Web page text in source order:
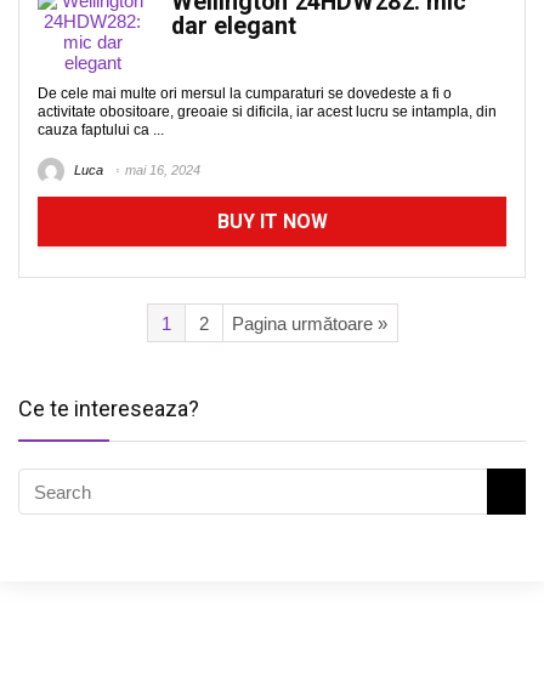
dar elegant
De cele mai multe ori mersul la cumparaturi se dovedeste a fi o
activitate obositoare, greoaie si dificila, iar acest lucru se intampla, din
cauza faptului ca ...
Luca mai 16, 2024
BUY IT NOW
1 2 Pagina următoare »
Ce te intereseaza?